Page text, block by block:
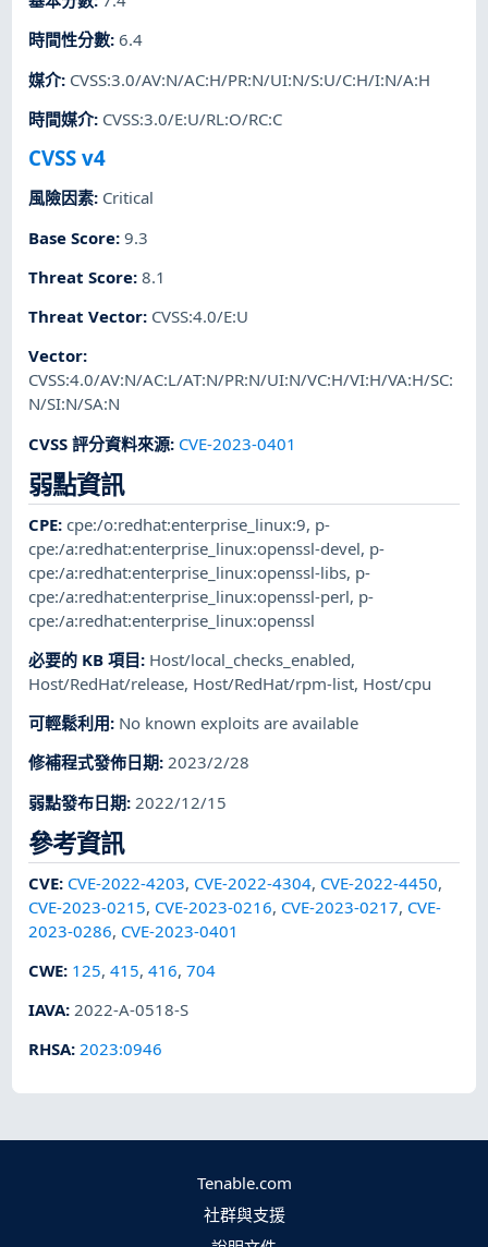
時間性分數:6.4
媒介: CVSS:3.0/AV:N/AC:H/PR:N/UI:N/S:U/C:H/I:N/A:H
時間媒介: CVSS:3.0/E:U/RL:O/RC:C
CVSS v4
風險因素: Critical
Base Score:9.3
Threat Score:8.1
Threat Vector: CVSS:4.0/E:U
Vector:
CVSS:4.0/AV:N/AC:L/AT:N/PR:N/UI:N/VC:H/VI:H/VA:H/SC:
N/SI:N/SA:N
CVSS 評分資料來源: CVE-2023-0401
弱點資訊
CPE:cpe:/o:redhat:enterprise_linux:9, p-
cpe:/a:redhat:enterprise_linux:openssl-devel, p-
cpe:/a:redhat:enterprise_linux:openssl-libs, p-
cpe:/a:redhat:enterprise_linux:openssl-perl, p-
cpe:/a:redhat:enterprise_linux:openssl
必要的 KB 項目: Host/local_checks_enabled,
Host/RedHat/release, Host/RedHat/rpm-list, Host/cpu
可輕鬆利用: No known exploits are available
修補程式發佈日期:2023/2/28
弱點發布日期: 2022/12/15
參考資訊
CVE: CVE-2022-4203, CVE-2022-4304, CVE-2022-4450,
CVE-2023-0215, CVE-2023-0216, CVE-2023-0217, CVE-
2023-0286, CVE-2023-0401
CWE: 125,415,416,704
IAVA:2022-A-0518-S
RHSA:2023:0946
Tenable.com
社群與支援